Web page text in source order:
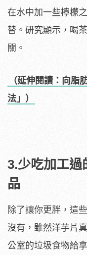
在水中加一些檸檬
替。研究顯示，喝
關。
（延伸閱讀：向脂
法」）
3.少吃加工過
品
除了讓你更胖，這
沒有，雖然洋芋片
公室的垃圾食物給